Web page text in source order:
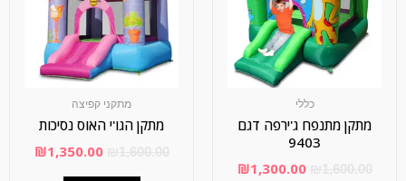
כללי
מתקן מתנפח ג'ירפה דגם
9403
₪1,300.00
מתקני קפיצה
מתקן הגו'י האוס נסיכות
₪1,350.00